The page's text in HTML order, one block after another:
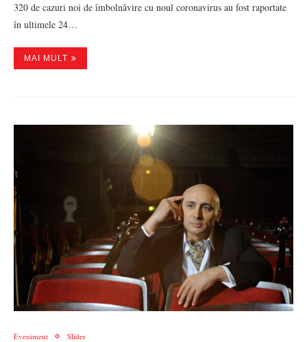
320 de cazuri noi de îmbolnăvire cu noul coronavirus au fost raportate
în ultimele 24…
MAI MULT
Eveniment Slider